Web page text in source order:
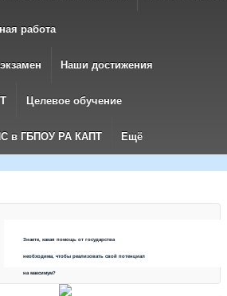
работа
Наши достижения
Целевое обучение
в ГБПОУ РА КАПТ Ещё
Знаете, какая помощь от государства
необходима, чтобы реализовать свой потенциал
на максимум?